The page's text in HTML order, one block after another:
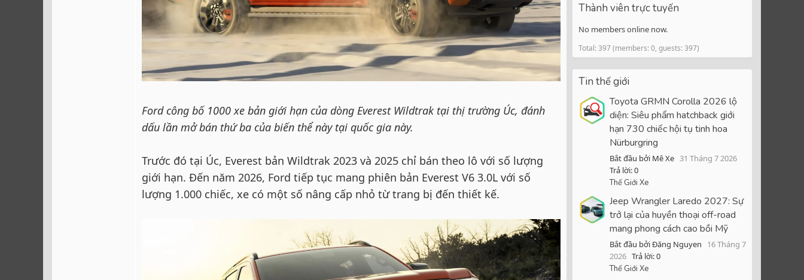
Ford công bố 1000 xe bản giới hạn của dòng Everest Wildtrak tại thị trường Úc, đánh
dấu lần mở bán thứ ba của biến thể này tại quốc gia này.
Trước đó tại Úc, Everest bản Wildtrak 2023 và 2025 chỉ bán theo lô với số lượng
giới hạn. Đến năm 2026, Ford tiếp tục mang phiên bản Everest V6 3.0L với số
lượng 1.000 chiếc, xe có một số nâng cấp nhỏ từ trang bị đến thiết kế.
Thành viên trực tuyến
No members online now.
Total: 397 (members: 0, guests: 397)
Tin thế giới
Toyota GRMN Corolla 2026 lộ
diện: Siêu phẩm hatchback giới
hạn 730 chiếc hội tụ tinh hoa
Nürburgring
Bắt đầu bởi Mê Xe 31 Tháng 7 2026
Trả lời: 0
Thế Giới Xe
Jeep Wrangler Laredo 2027: Sự
trở lại của huyền thoại off-road
mang phong cách cao bồi Mỹ
Bắt đầu bởi Đăng Nguyen
16 Tháng 7
2026 Trả lời: 0
Thế Giới Xe